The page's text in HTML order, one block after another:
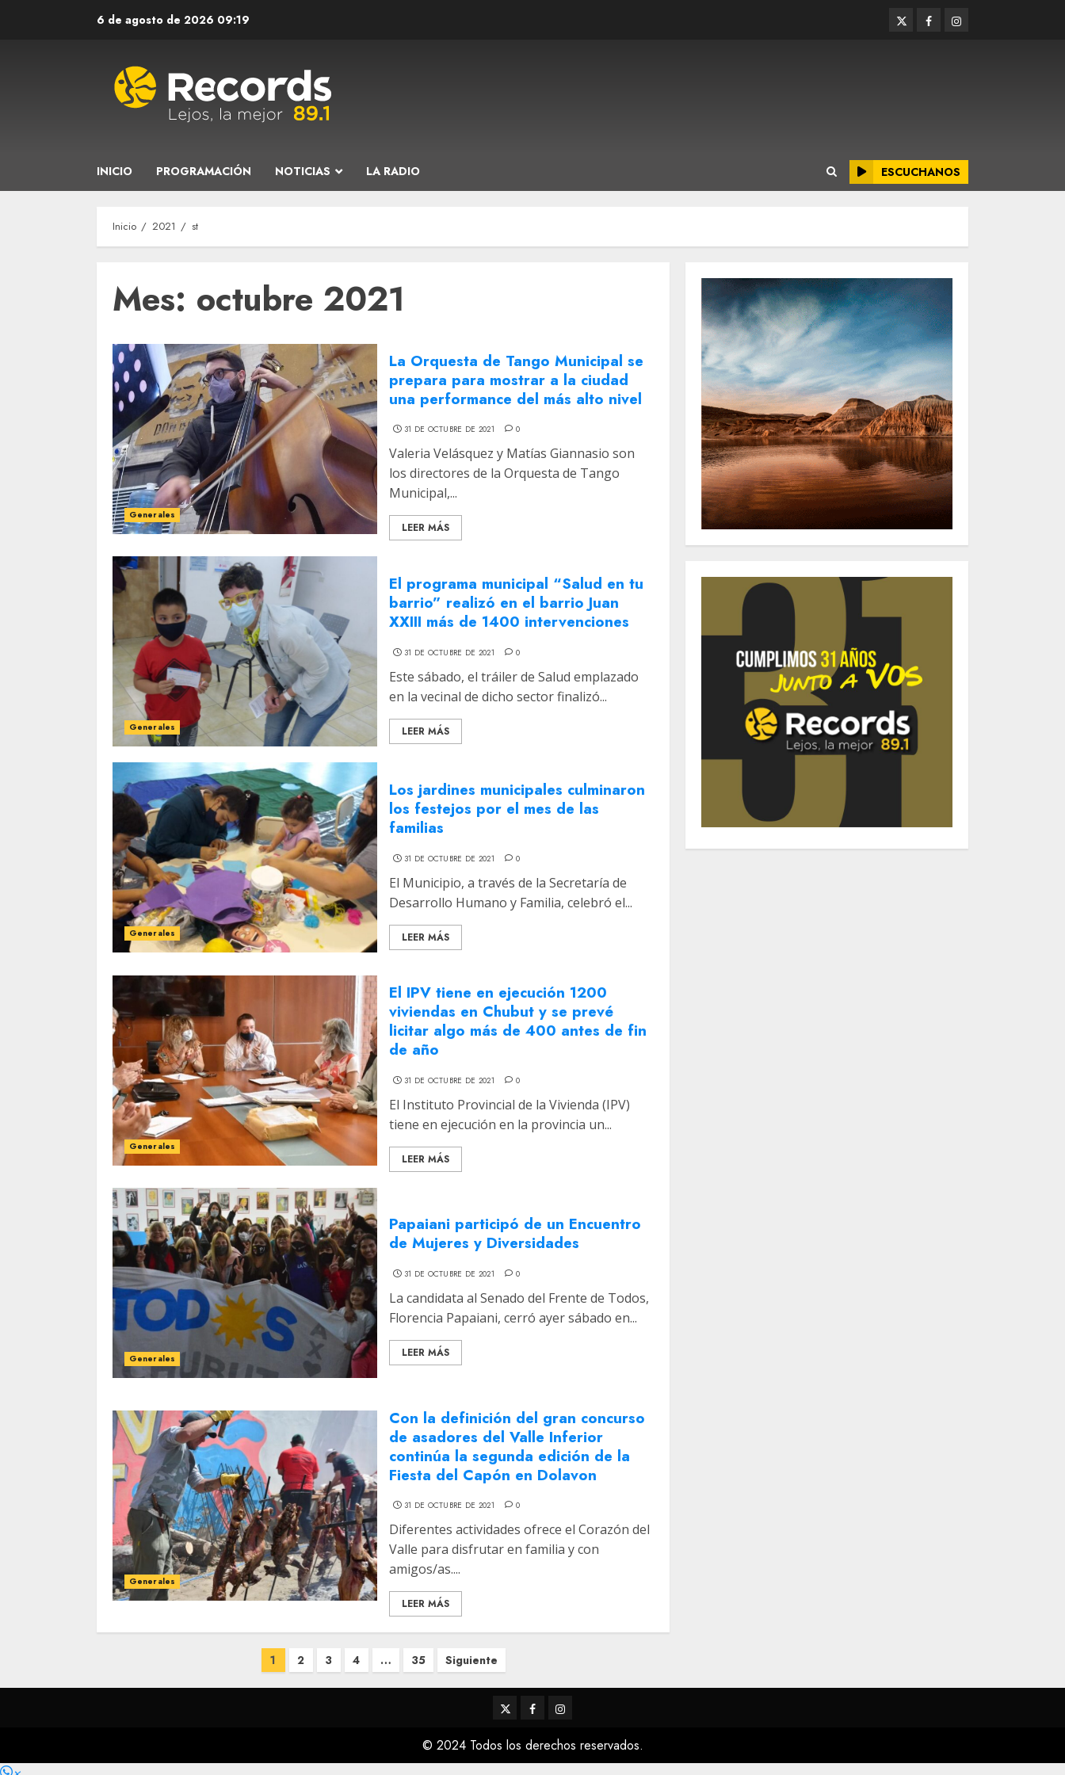
6 de agosto de 2026 09:19 TwitterFacebookInstagram
INICIO PROGRAMACIÓN NOTICIAS LA RADIO ESCUCHANOS
Inicio 2021 st
Mes: octubre 2021
Generales
La Orquesta de Tango Municipal se
prepara para mostrar a la ciudad
una performance del más alto nivel
31 DE OCTUBRE DE 2021 0
Valeria Velásquez y Matías Giannasio son
los directores de la Orquesta de Tango
Municipal,...
LEER MÁS
Generales
El programa municipal “Salud en tu
barrio” realizó en el barrio Juan
XXIII más de 1400 intervenciones
31 DE OCTUBRE DE 2021 0
Este sábado, el tráiler de Salud emplazado
en la vecinal de dicho sector finalizó...
LEER MÁS
Generales
Los jardines municipales culminaron
los festejos por el mes de las
familias
31 DE OCTUBRE DE 2021 0
El Municipio, a través de la Secretaría de
Desarrollo Humano y Familia, celebró el...
LEER MÁS
Generales
El IPV tiene en ejecución 1200
viviendas en Chubut y se prevé
licitar algo más de 400 antes de fin
de año
31 DE OCTUBRE DE 2021 0
El Instituto Provincial de la Vivienda (IPV)
tiene en ejecución en la provincia un...
LEER MÁS
Generales
Papaiani participó de un Encuentro
de Mujeres y Diversidades
31 DE OCTUBRE DE 2021 0
La candidata al Senado del Frente de Todos,
Florencia Papaiani, cerró ayer sábado en...
LEER MÁS
Generales
Con la definición del gran concurso
de asadores del Valle Inferior
continúa la segunda edición de la
Fiesta del Capón en Dolavon
31 DE OCTUBRE DE 2021 0
Diferentes actividades ofrece el Corazón del
Valle para disfrutar en familia y con
amigos/as....
LEER MÁS
de
1 2 3 4 … 35 Siguiente
TwitterFacebookInstagram
© 2024 Todos los derechos reservados.